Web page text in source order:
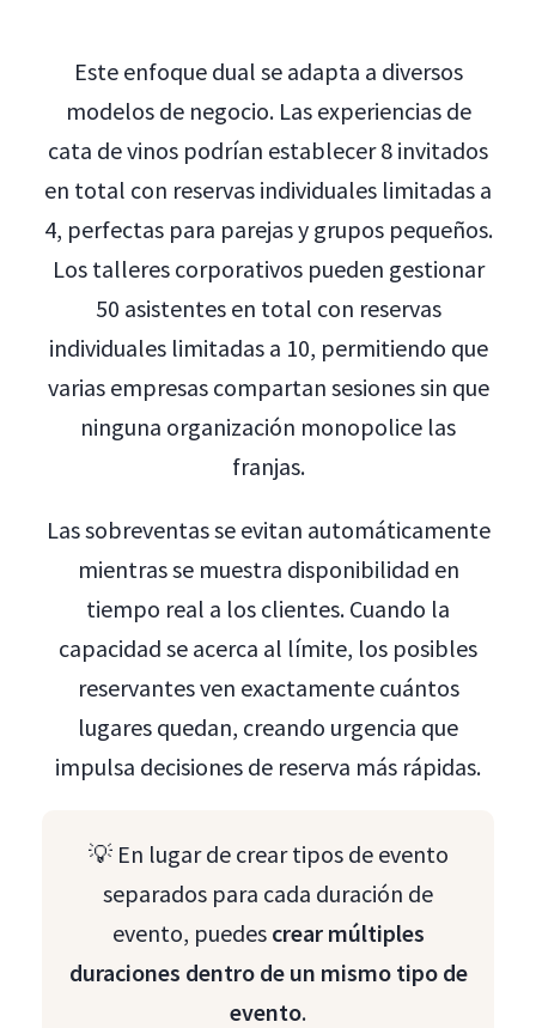
Este enfoque dual se adapta a diversos
modelos de negocio. Las experiencias de
cata de vinos podrían establecer 8 invitados
en total con reservas individuales limitadas a
4, perfectas para parejas y grupos pequeños.
Los talleres corporativos pueden gestionar
50 asistentes en total con reservas
individuales limitadas a 10, permitiendo que
varias empresas compartan sesiones sin que
ninguna organización monopolice las
franjas.
Las sobreventas se evitan automáticamente
mientras se muestra disponibilidad en
tiempo real a los clientes. Cuando la
capacidad se acerca al límite, los posibles
reservantes ven exactamente cuántos
lugares quedan, creando urgencia que
impulsa decisiones de reserva más rápidas.
💡 En lugar de crear tipos de evento
separados para cada duración de
evento, puedes crear múltiples
duraciones dentro de un mismo tipo de
evento.